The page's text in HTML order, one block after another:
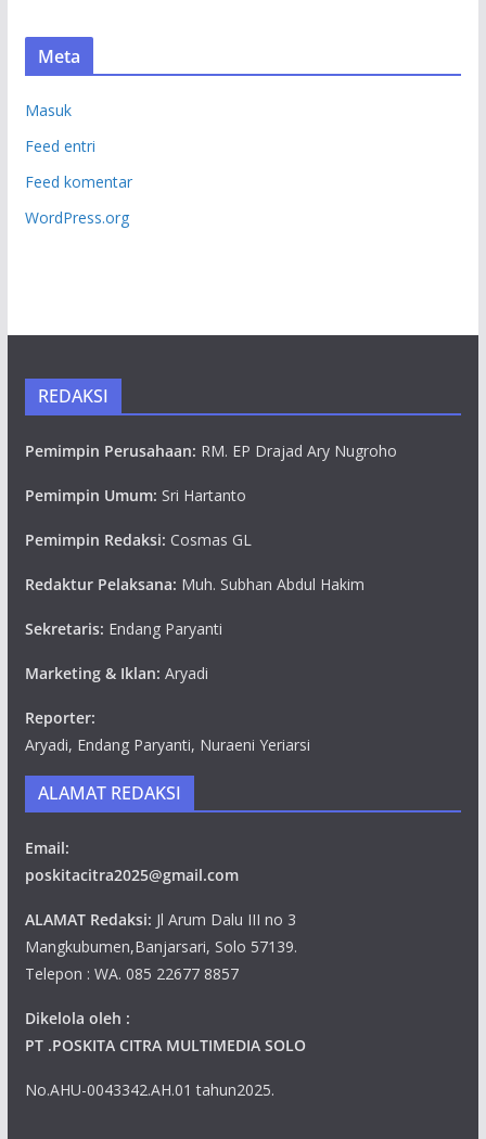
Meta
Masuk
Feed entri
Feed komentar
WordPress.org
REDAKSI
Pemimpin Perusahaan: RM. EP Drajad Ary Nugroho
Pemimpin Umum: Sri Hartanto
Pemimpin Redaksi: Cosmas GL
Redaktur Pelaksana: Muh. Subhan Abdul Hakim
Sekretaris: Endang Paryanti
Marketing & Iklan: Aryadi
Reporter:
Aryadi, Endang Paryanti, Nuraeni Yeriarsi
ALAMAT REDAKSI
Email:
poskitacitra2025@gmail.com
ALAMAT Redaksi: Jl Arum Dalu III no 3
Mangkubumen,Banjarsari, Solo 57139.
Telepon : WA. 085 22677 8857
Dikelola oleh :
PT .POSKITA CITRA MULTIMEDIA SOLO
No.AHU-0043342.AH.01 tahun2025.